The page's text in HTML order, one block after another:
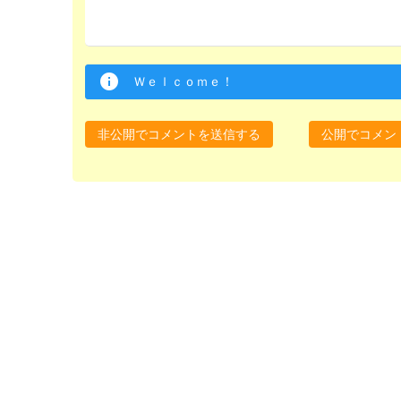
Ｗｅｌｃｏｍｅ！
非公開でコメントを送信する 公開でコメン